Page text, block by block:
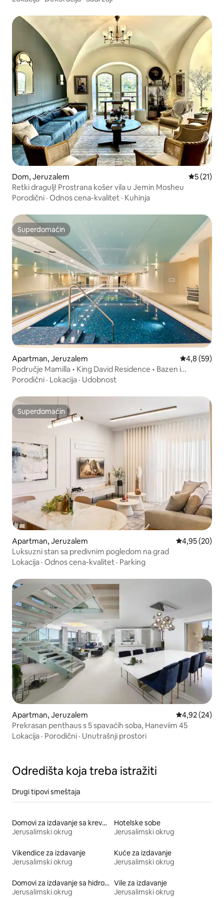
Dom, Jeruzalem Prosečna
5 (21)
Retki dragulj! Prostrana košer vila u Jemin Mosheu
Porodični · Odnos cena-kvalitet · Kuhinja
Superdomaćin
Superdomaćin
Apartman, Jeruzalem Prosečna
4,8 (59)
Područje Mamilla • King David Residence • Bazen i
teretana
Porodični · Lokacija · Udobnost
Superdomaćin
Superdomaćin
Apartman, Jeruzalem Prosečna
4,95 (20)
Luksuzni stan sa predivnim pogledom na grad
Lokacija · Odnos cena-kvalitet · Parking
Apartman, Jeruzalem Prosečna
4,92 (24)
Prekrasan penthaus s 5 spavaćih soba, Haneviim 45
Lokacija · Porodični · Unutrašnji prostori
Odredišta koja treba istražiti
Drugi tipovi smeštaja
Domovi za izdavanje sa krevetom prilagođenim posebnim potrebama po visini
Jerusalimski okrug
Hotelske sobe
Jerusalimski okrug
Vikendice za izdavanje
Jerusalimski okrug
Kuće za izdavanje
Jerusalimski okrug
Domovi za izdavanje sa hidromasažnom kadom
Jerusalimski okrug
Vile za izdavanje
Jerusalimski okrug